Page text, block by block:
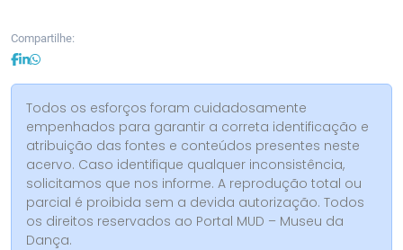
Compartilhe:
Todos os esforços foram cuidadosamente
empenhados para garantir a correta identificação e
atribuição das fontes e conteúdos presentes neste
acervo. Caso identifique qualquer inconsistência,
solicitamos que nos informe. A reprodução total ou
parcial é proibida sem a devida autorização. Todos
os direitos reservados ao Portal MUD – Museu da
Dança.